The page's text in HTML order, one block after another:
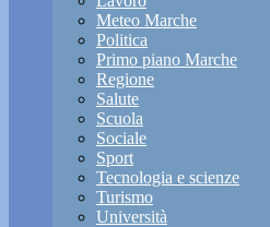
Meteo Marche
Politica
Primo piano Marche
Regione
Salute
Scuola
Sociale
Sport
Tecnologia e scienze
Turismo
Università